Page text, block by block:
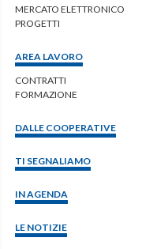
MERCATO ELETTRONICO
PROGETTI
AREA LAVORO
CONTRATTI
FORMAZIONE
DALLE COOPERATIVE
TI SEGNALIAMO
IN AGENDA
LE NOTIZIE